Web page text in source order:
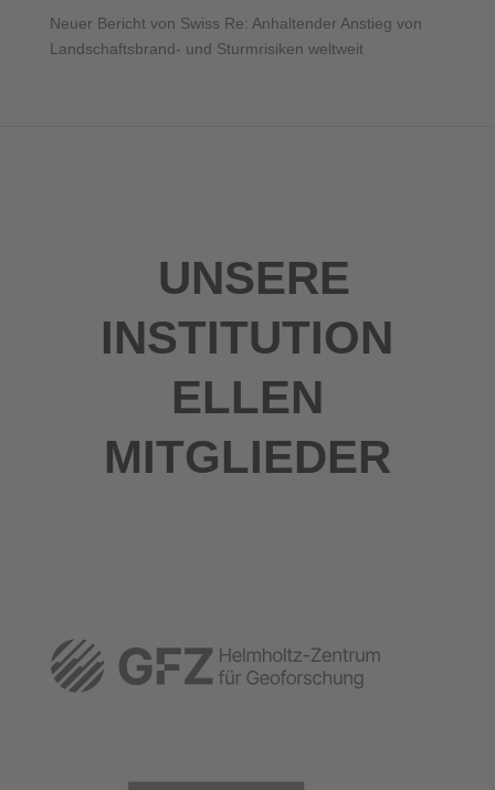
Neuer Bericht von Swiss Re: Anhaltender Anstieg von
Landschaftsbrand- und Sturmrisiken weltweit
UNSERE
INSTITUTION
ELLEN
MITGLIEDER